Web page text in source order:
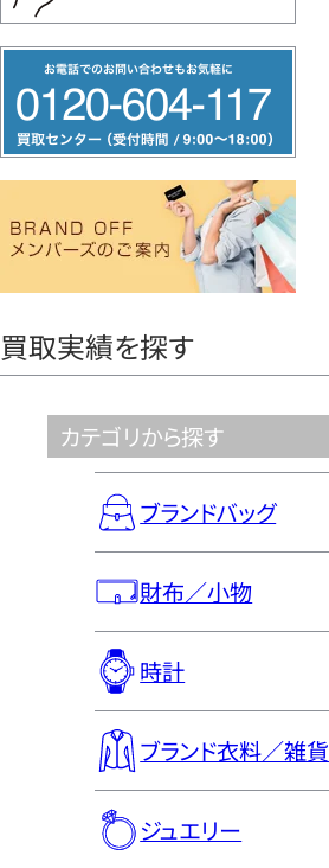
リ
ー
ヤ
買取実績を探す
カテゴリから探す
ブランドバッグ
財布／小物
時計
ブランド衣料／雑貨
ジュエリー